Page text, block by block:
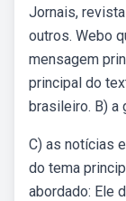
Jornais,
outros. Webo
mensagem
principal do
brasileiro. B) a
C) as notícias
do tema
abordado: Ele